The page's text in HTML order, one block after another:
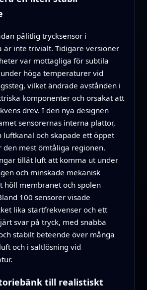
pålitlig trycksensor i
är inte trivialt. Tidigare versioner
var mottagliga för subtila
höga temperaturer vid
vilket ändrade avstånden i
komponenter och orsakat att
drev. I den nya designen
sensorernas interna plattor,
luftkanal och skapade ett öppet
den mest ömtåliga regionen.
tillät luft att komma ut under
och minskade mekanisk
höll membranet och spolen
100 sensorer visade
lika startfrekvenser och ett
svar på tryck, med snabba
stabilt beteende över många
och i saltlösning vid
till realistiskt